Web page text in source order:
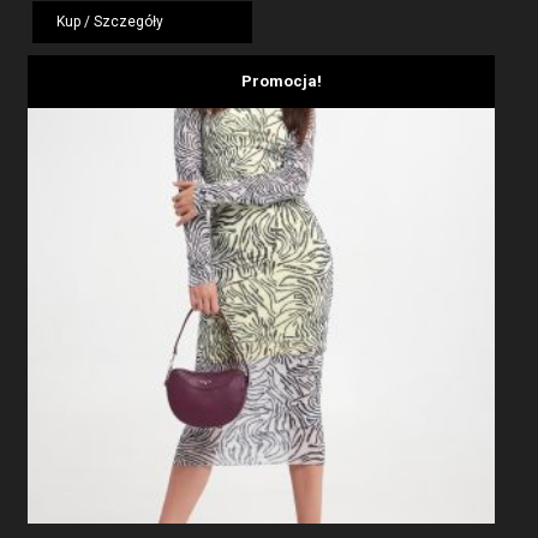
wynosiła:
Kup / Szczegóły
Promocja!